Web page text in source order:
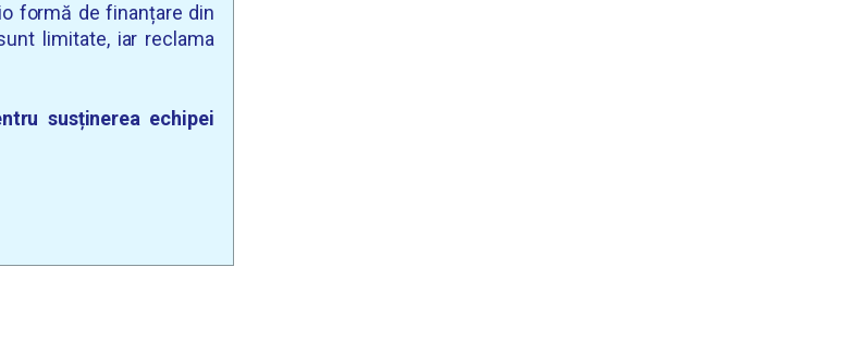
formă de finanțare din
limitate, iar reclama
susținerea echipei